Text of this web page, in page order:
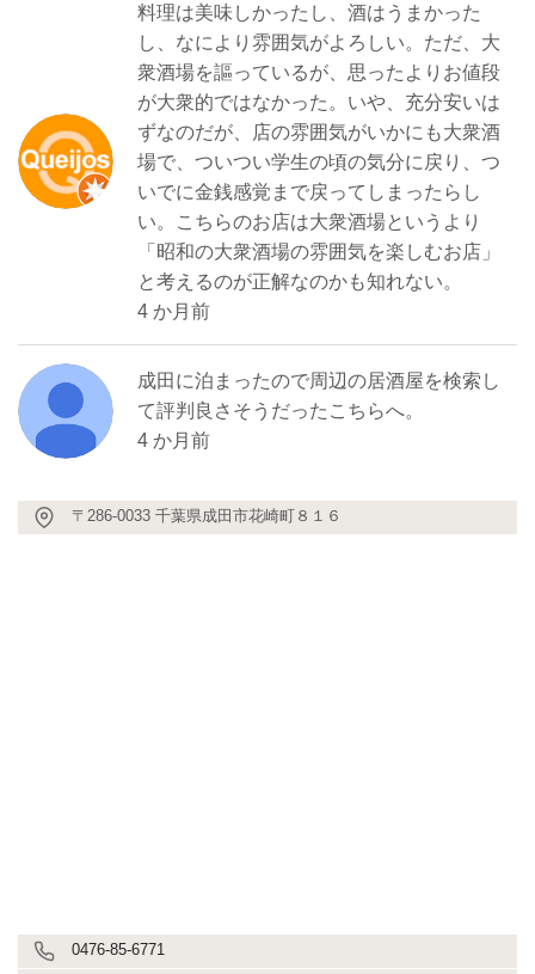
料理は美味しかったし、酒はうまかった
し、なにより雰囲気がよろしい。ただ、大
衆酒場を謳っているが、思ったよりお値段
が大衆的ではなかった。いや、充分安いは
ずなのだが、店の雰囲気がいかにも大衆酒
場で、ついつい学生の頃の気分に戻り、つ
いでに金銭感覚まで戻ってしまったらし
い。こちらのお店は大衆酒場というより
「昭和の大衆酒場の雰囲気を楽しむお店」
と考えるのが正解なのかも知れない。
4 か月前
成田に泊まったので周辺の居酒屋を検索し
て評判良さそうだったこちらへ。
4 か月前
〒286-0033 千葉県成田市花崎町８１６
0476-85-6771